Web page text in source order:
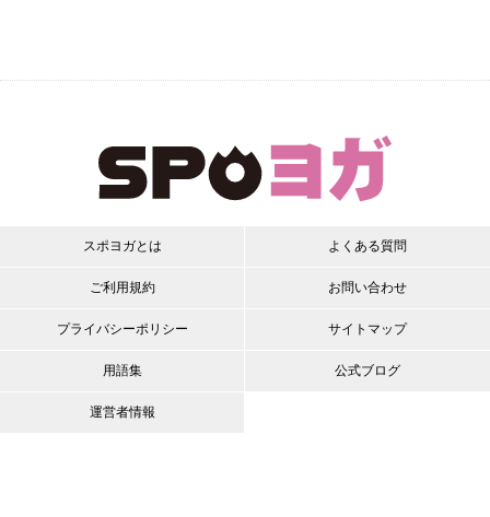
スポヨガとは
ご利用規約
プライバシーポリシー
用語集
運営者情報
よくある質問
お問い合わせ
サイトマップ
公式ブログ